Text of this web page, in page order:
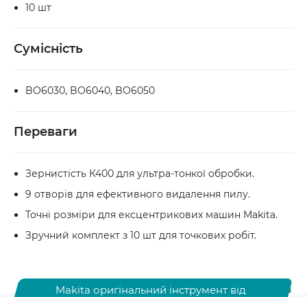
10 шт
Сумісність
BO6030, BO6040, BO6050
Переваги
Зернистість К400 для ультра-тонкої обробки.
9 отворів для ефективного видалення пилу.
Точні розміри для ексцентрикових машин Makita.
Зручний комплект з 10 шт для точкових робіт.
Makita оригінальний інструмент від